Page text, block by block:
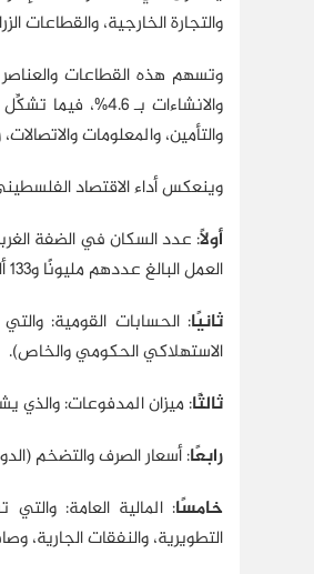
والتجارة الخارجية، والقطاعات
والانشاءات بـ
والتأمين، والمعلومات والاتصالات، والإدارة
وينعكس أداء الاقتصاد
أولًا: عدد السكان في الضفة الغربية وقطاع غزة المقدَّر
العمل البالغ عددهم مليونًا و133 ألف عامل
ثانيًا: الحسابات القومية: والتي
الاستهلاكي الحكومي والخاص).
ثالثًا: ميزان المدفوعات: والذي
رابعًا: أسعار الصرف والتضخم
خامسًا: المالية العامة:
التطويرية، والنفقات الجارية،